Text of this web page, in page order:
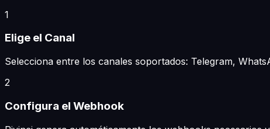
1
Elige el Canal
Selecciona entre los canales soportados: Telegram,
2
Configura el Webhook